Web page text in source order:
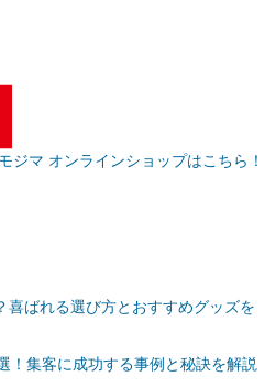
ジマ オンラインショップはこちら！
喜ばれる選び方とおすすめグッズを
！集客に成功する事例と秘訣を解説